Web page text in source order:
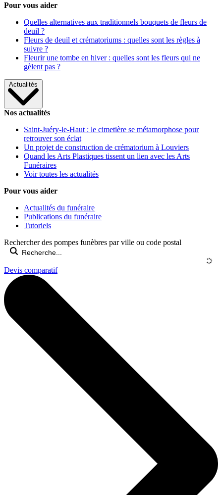
Pour vous aider
Quelles alternatives aux traditionnels bouquets de fleurs de
deuil ?
Fleurs de deuil et crématoriums : quelles sont les règles à
suivre ?
Fleurir une tombe en hiver : quelles sont les fleurs qui ne
gèlent pas ?
Actualités
Nos actualités
Saint-Juéry-le-Haut : le cimetière se métamorphose pour
retrouver son éclat
Un projet de construction de crématorium à Louviers
Quand les Arts Plastiques tissent un lien avec les Arts
Funéraires
Voir toutes les actualités
Pour vous aider
Actualités du funéraire
Publications du funéraire
Tutoriels
Rechercher des pompes funèbres par ville ou code postal
Devis comparatif